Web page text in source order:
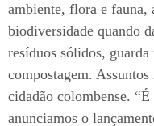
ambiente, flora e fauna,
biodiversidade quando
resíduos sólidos,
compostagem.
cidadão colombense.
anunciamos o